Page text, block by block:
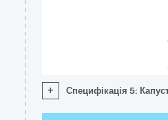
+ Специфікація 5: